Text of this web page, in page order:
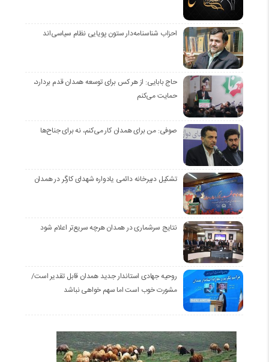
احزاب شناسنامه‌دار ستون پویایی نظام سیاسی‌اند
حاج بابایی: از هر کس برای توسعه همدان قدم بردارد،
حمایت می‌کنم
صوفی: من برای همدان کار می‌کنم، نه برای جناح‌ها
تشکیل دبیرخانه دائمی یادواره شهدای کارگر در همدان
نتایج سرشماری در همدان هرچه سریع‌تر اعلام شود
روحیه جهادی استاندار جدید همدان قابل تقدیر است/
مشورت خوب است اما سهم خواهی نباشد